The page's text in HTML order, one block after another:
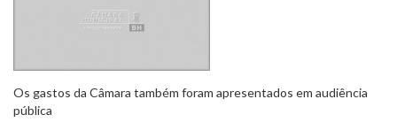
Os gastos da Câmara também foram apresentados em audiência
pública